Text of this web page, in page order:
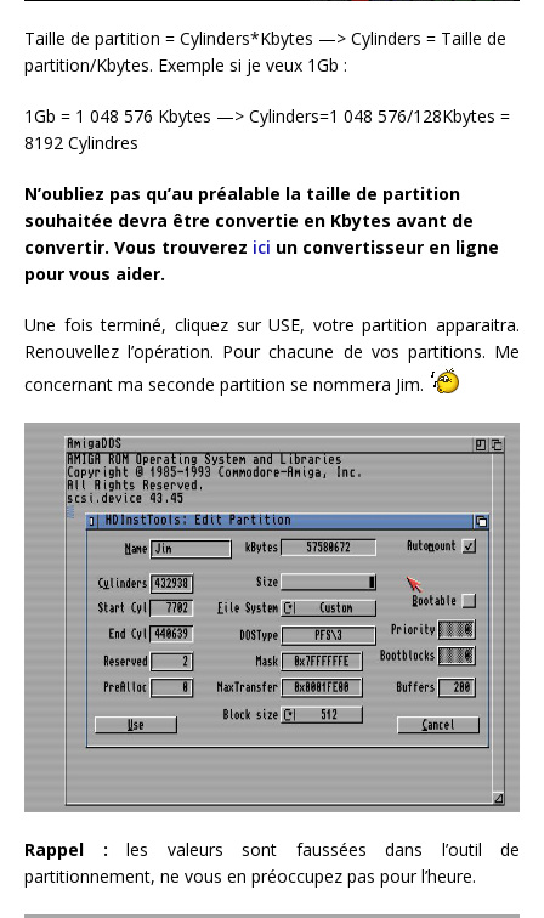
Taille de partition = Cylinders*Kbytes —> Cylinders = Taille de
partition/Kbytes. Exemple si je veux 1Gb :
1Gb = 1 048 576 Kbytes —> Cylinders=1 048 576/128Kbytes =
8192 Cylindres
N’oubliez pas qu’au préalable la taille de partition
souhaitée devra être convertie en Kbytes avant de
convertir. Vous trouverez ici un convertisseur en ligne
pour vous aider.
Une fois terminé, cliquez sur USE, votre partition apparaitra.
Renouvellez l’opération. Pour chacune de vos partitions. Me
concernant ma seconde partition se nommera Jim.
Rappel : les valeurs sont faussées dans l’outil de
partitionnement, ne vous en préoccupez pas pour l’heure.